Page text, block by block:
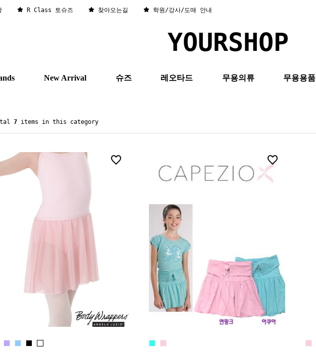
R Class 토슈즈 찾아오는길 학원/강사/도매 안내
YOURSHOP
New Arrival 슈즈 레오타드 무용의류 무용용품
7items in this category
0